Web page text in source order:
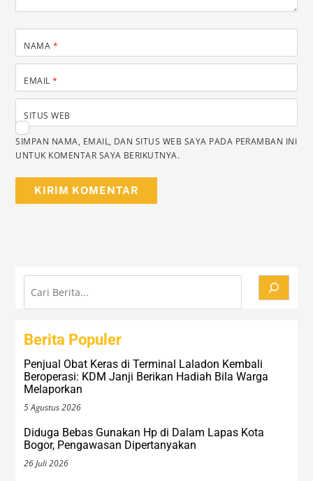
NAMA *
EMAIL*
SITUS WEB
SIMPAN NAMA, EMAIL, DAN SITUS WEB SAYA PADA PERAMBAN INI
UNTUK KOMENTAR SAYA BERIKUTNYA.
Cari
Berita Populer
Penjual Obat Keras di Terminal Laladon Kembali
Beroperasi: KDM Janji Berikan Hadiah Bila Warga
Melaporkan
5 Agustus 2026
Diduga Bebas Gunakan Hp di Dalam Lapas Kota
Bogor, Pengawasan Dipertanyakan
26 Juli 2026